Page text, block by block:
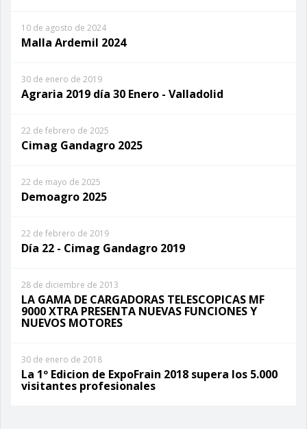
10 de agosto de 2024
Malla Ardemil 2024
30 de enero de 2019
Agraria 2019 día 30 Enero - Valladolid
22 de febrero de 2025
Cimag Gandagro 2025
22 de mayo de 2025
Demoagro 2025
22 de febrero de 2019
Día 22 - Cimag Gandagro 2019
28 de diciembre de 2013
LA GAMA DE CARGADORAS TELESCOPICAS MF
9000 XTRA PRESENTA NUEVAS FUNCIONES Y
NUEVOS MOTORES
30 de enero de 2018
La 1º Edicion de ExpoFrain 2018 supera los 5.000
visitantes profesionales